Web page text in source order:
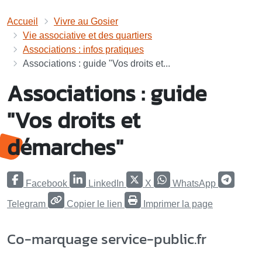
Accueil
Vivre au Gosier
Vie associative et des quartiers
Associations : infos pratiques
Associations : guide "Vos droits et...
Associations : guide
"Vos droits et
démarches"
Facebook LinkedIn X WhatsApp
Telegram Copier le lien Imprimer la page
Co-marquage service-public.fr